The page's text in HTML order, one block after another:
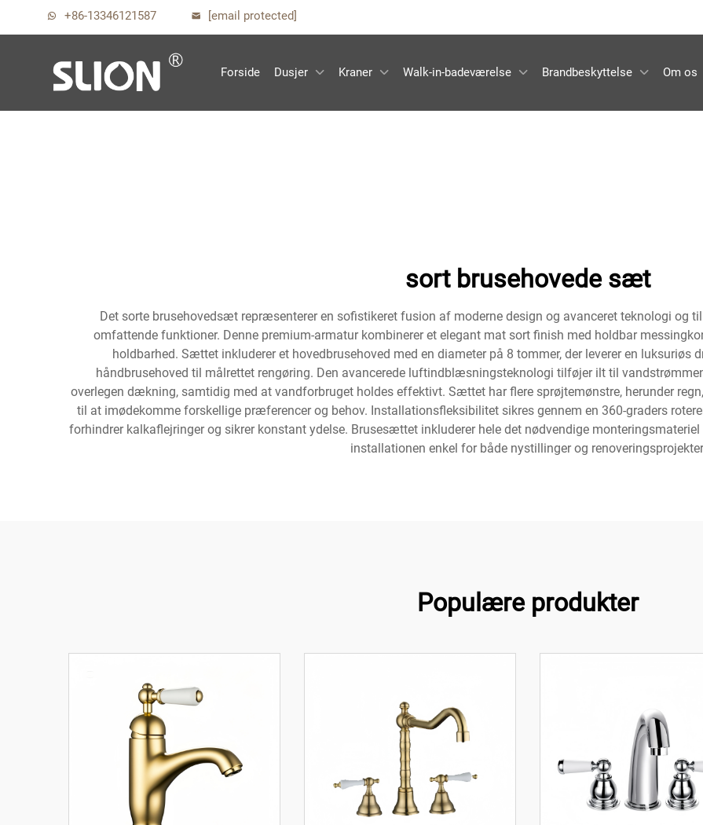
+86-13346121587 [email protected]
Forside Dusjer Kraner Walk-in-badeværelse Brandbeskyttelse Om os
sort brusehovede sæt
Det sorte brusehovedsæt repræsenterer en sofistikeret fusion af moderne design og avanceret teknologi og
omfattende funktioner. Denne premium-armatur kombinerer et elegant mat sort finish med holdbar
holdbarhed. Sættet inkluderer et hovedbrusehoved med en diameter på 8 tommer, der leverer en luksuriøs
håndbrusehoved til målrettet rengøring. Den avancerede luftindblæsningsteknologi tilføjer ilt til
overlegen dækning, samtidig med at vandforbruget holdes effektivt. Sættet har flere sprøjtemønstre, herunder
til at imødekomme forskellige præferencer og behov. Installationsfleksibilitet sikres gennem en 360-graders
forhindrer kalkaflejringer og sikrer konstant ydelse. Brusesættet inkluderer hele det nødvendige
installationen enkel for både nystillinger og
Populære produkter